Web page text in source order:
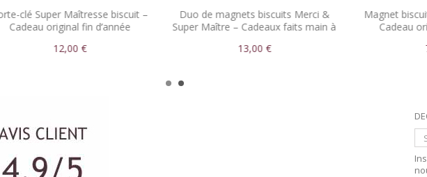
biscuit –
fin d’année
Duo de magnets biscuits Merci &
Super Maître – Cadeaux faits main à
Magnet biscuit Super
Cadeau original à petit prix